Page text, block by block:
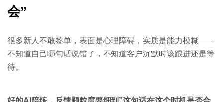
会”
很多新人不敢签单，表面是心理障碍，实质是能力模糊——
不知道自己哪句话说错了，不知道客户沉默时该跟进还是等
待。
好的AI陪练，反馈颗粒度要细到”这句话在这个时机是否合